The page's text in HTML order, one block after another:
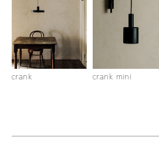
crank crank mini